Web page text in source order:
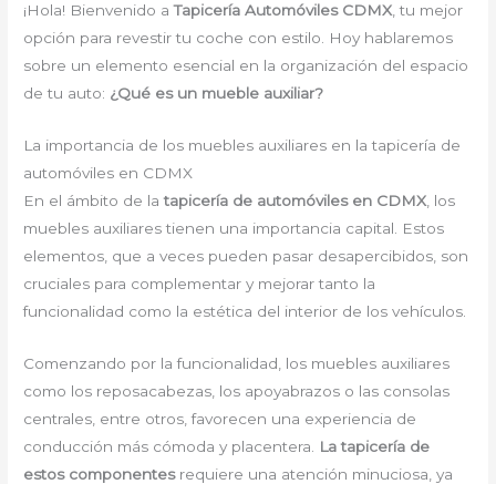
¡Hola! Bienvenido aTapicería Automóviles CDMX, tu mejor
opción para revestir tu coche con estilo. Hoy hablaremos
sobre un elemento esencial en la organización del espacio
de tu auto: ¿Qué es un mueble auxiliar?
La importancia de los muebles auxiliares en la tapicería de
automóviles en CDMX
En el ámbito de latapicería de automóviles en CDMX , los
muebles auxiliares tienen una importancia capital. Estos
elementos, que a veces pueden pasar desapercibidos, son
cruciales para complementar y mejorar tanto la
funcionalidad como la estética del interior de los vehículos.
Comenzando por la funcionalidad, los muebles auxiliares
como los reposacabezas, los apoyabrazos o las consolas
centrales, entre otros, favorecen una experiencia de
conducción más cómoda y placentera.
La tapicería de
estos componentesrequiere una atención minuciosa, ya